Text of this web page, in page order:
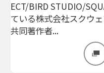
ECT/BIRD STUDIO/
ている株式会社スクウ
共同著作者...